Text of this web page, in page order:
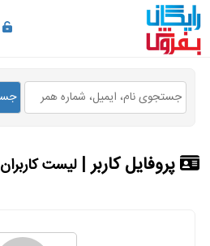
پروفایل کاربر |لیست کاربران